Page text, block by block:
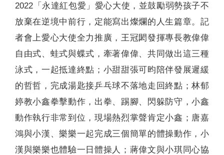
2022「永達紅包愛」愛心大使，並鼓勵弱勢孩子不
放棄在逆境中前行，定能寫出燦爛的人生篇章。記
者會上愛心大使全力推廣，王冠閎發揮專長教偉偉
自由式、蛙式與蝶式，牽著偉偉、共同做出這三種
泳式，一起抵達終點；小甜甜張可昀陪伴發展遲緩
的哲哲，完成湯匙接乒乓球不落地走回終點；林郁
婷教小鑫拳擊動作，出拳、踢腳、閃躲防守，小鑫
動作執行非常到位，現場熱烈掌聲肯定小鑫；唐嘉
鴻與小漢、樂樂一起完成三個簡單的體操動作，小
漢與樂樂也體驗一日體操人；蔣偉文與小琪同心協